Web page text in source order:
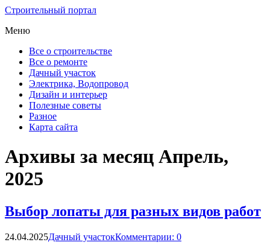
Строительный портал
Меню
Все о строительстве
Все о ремонте
Дачный участок
Электрика, Водопровод
Дизайн и интерьер
Полезные советы
Разное
Карта сайта
Архивы за месяц Апрель,
2025
Выбор лопаты для разных видов работ
24.04.2025Дачный участокКомментарии: 0